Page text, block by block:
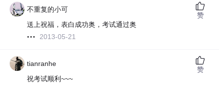
不重复的小可
送上祝福，表白成功奥，考试通过奥
2013-05-21
赞
tianranhe
祝考试顺利~~~
赞